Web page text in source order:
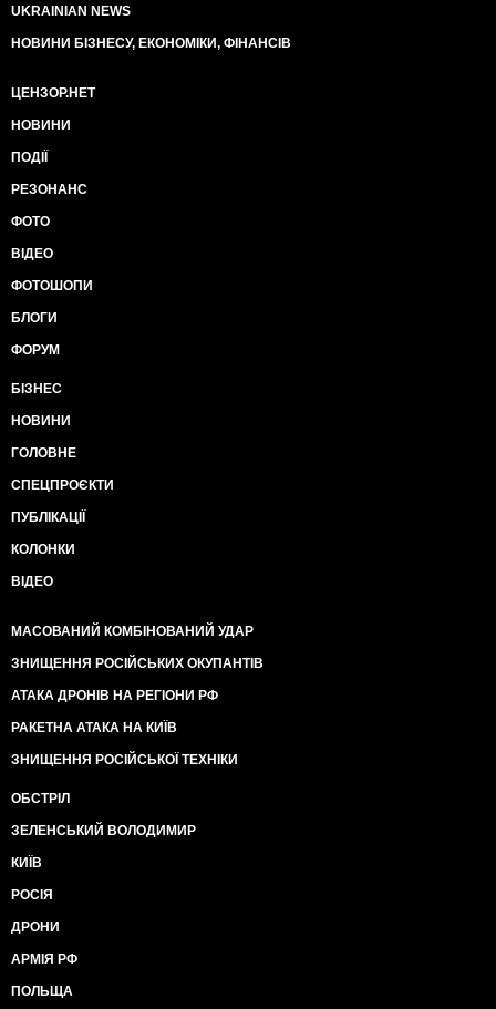
UKRAINIAN NEWS
НОВИНИ БІЗНЕСУ, ЕКОНОМІКИ, ФІНАНСІВ
ЦЕНЗОР.НЕТ
НОВИНИ
ПОДІЇ
РЕЗОНАНС
ФОТО
ВІДЕО
ФОТОШОПИ
БЛОГИ
ФОРУМ
БІЗНЕС
НОВИНИ
ГОЛОВНЕ
СПЕЦПРОЄКТИ
ПУБЛІКАЦІЇ
КОЛОНКИ
ВІДЕО
МАСОВАНИЙ КОМБІНОВАНИЙ УДАР
ЗНИЩЕННЯ РОСІЙСЬКИХ ОКУПАНТІВ
АТАКА ДРОНІВ НА РЕГІОНИ РФ
РАКЕТНА АТАКА НА КИЇВ
ЗНИЩЕННЯ РОСІЙСЬКОЇ ТЕХНІКИ
ОБСТРІЛ
ЗЕЛЕНСЬКИЙ ВОЛОДИМИР
КИЇВ
РОСІЯ
ДРОНИ
АРМІЯ РФ
ПОЛЬЩА